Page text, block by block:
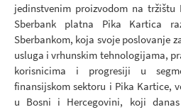
jedinstvenim proizvodom na tržištu
Sberbank platna Pika Kartica
Sberbankom, koja svoje poslovanje
usluga i vrhunskim tehnologijama,
korisnicima i progresiji u
finansijskom sektoru i Pika Kartice,
u Bosni i Hercegovini, koji